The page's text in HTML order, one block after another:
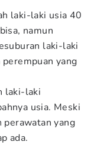
laki-laki usia 40
namun
laki-laki
yang
laki-laki
usia. Meski
perawatan yang
ada.